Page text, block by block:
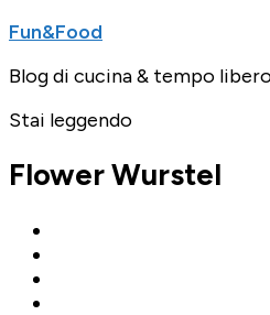
Fun&Food
Blog di cucina & tempo
Stai leggendo
Flower Wurstel